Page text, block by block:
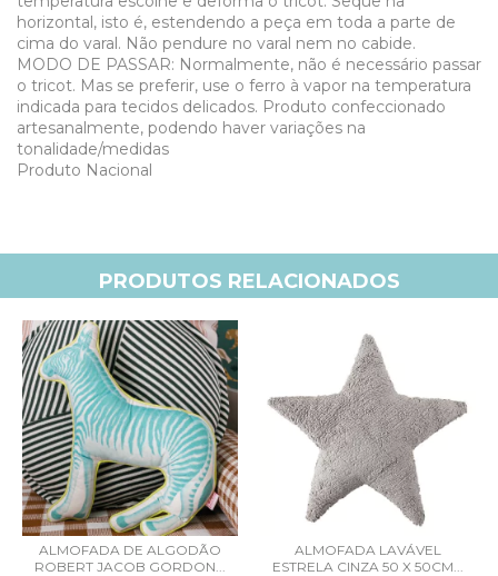
horizontal, isto é, estendendo a peça em toda a parte de
cima do varal. Não pendure no varal nem no cabide.
MODO DE PASSAR: Normalmente, não é necessário passar
o tricot. Mas se preferir, use o ferro à vapor na temperatura
indicada para tecidos delicados. Produto confeccionado
artesanalmente, podendo haver variações na
tonalidade/medidas
Produto Nacional
PRODUTOS RELACIONADOS
ALMOFADA DE ALGODÃO
ROBERT JACOB GORDON...
ALMOFADA LAVÁVEL
ESTRELA CINZA 50 X 50CM...